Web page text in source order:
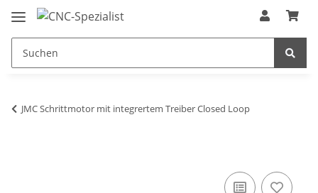
JMC Schrittmotor mit integrertem Treiber Closed Loop